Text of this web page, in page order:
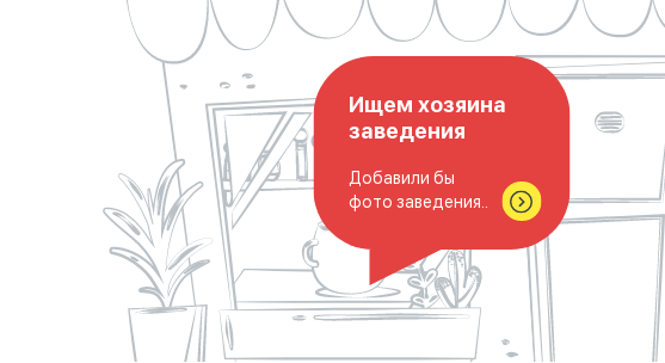
Ищем хозяина
заведения
Добавили бы
фото заведения..